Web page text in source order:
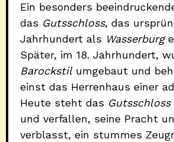
Ein besonders
das Gutsschloss, das
Jahrhundert als Wasserburg
Später, im 18. Jahrhundert,
Barockstilumgebaut und
einst das Herrenhaus einer
Heute steht das Gutsschloss
und verfallen, seine Pracht
verblasst, ein stummes